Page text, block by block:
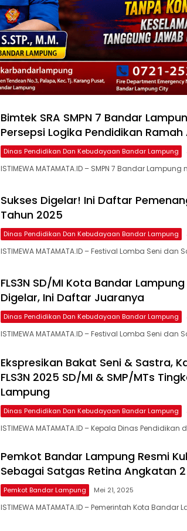
Bimtek SRA SMPN 7 Bandar
Persepsi Logika Pendidikan Ramah
Dinas Pendidikan Dan Kebudayaan Bandar Lampung
ISTIMEWA MATAMATA.ID – SMPN 7 Bandar
Sukses Digelar! Ini Daftar
Tahun 2025
Dinas Pendidikan Dan Kebudayaan Bandar Lampung
ISTIMEWA MATAMATA.ID – Festival Lomba Seni dan
FLS3N SD/MI Kota Bandar
Digelar, Ini Daftar Juaranya
Dinas Pendidikan Dan Kebudayaan Bandar Lampung
ISTIMEWA MATAMATA.ID – Festival Lomba Seni dan
Ekspresikan Bakat Seni & Sastra,
FLS3N 2025 SD/MI & SMP/MTs
Lampung
Dinas Pendidikan Dan Kebudayaan Bandar Lampung
ISTIMEWA MATAMATA.ID – Kepala Dinas
Pemkot Bandar Lampung Resmi
Sebagai Satgas Retina Angkatan 2
Pemkot Bandar Lampung Mei 21, 2025
ISTIMEWA MATAMATA.ID – Pemerintah Kota Bandar